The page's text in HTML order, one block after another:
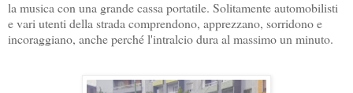
la musica con una grande cassa portatile. Solitamente automobilisti
e vari utenti della strada comprendono, apprezzano, sorridono e
incoraggiano, anche perché l'intralcio dura al massimo un minuto.